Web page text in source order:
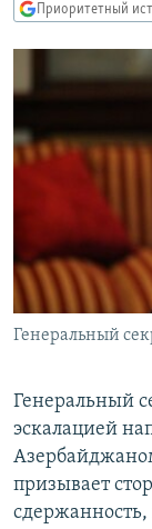
Вернутся
СЕВЕР.РЕАЛИИ
РАСПИСАНИЕ
СОЦИАЛЬНЫЕ СЕТИ
Все сайты
Приоритетный
Генеральный
Генеральный
эскалацией
призывает